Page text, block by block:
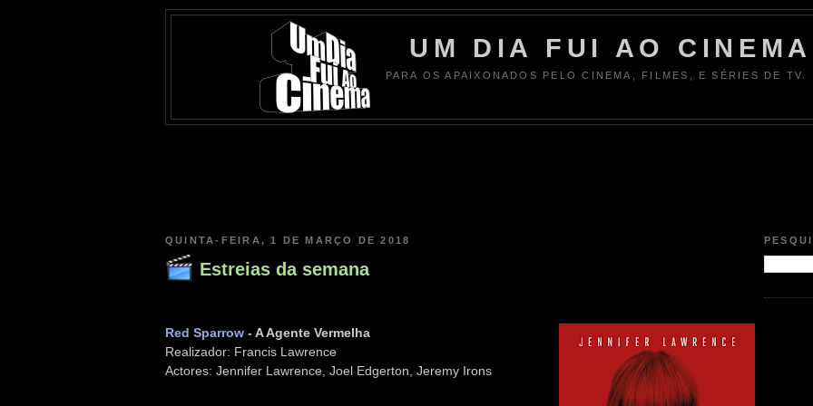
UM DIA FUI AO CINEMA
PARA OS APAIXONADOS PELO CINEMA, FILMES, E SÉRIES DE TV.
QUINTA-FEIRA, 1 DE MARÇO DE 2018
Estreias da semana
Red Sparrow - A Agente Vermelha
Realizador: Francis Lawrence
Actores: Jennifer Lawrence, Joel Edgerton, Jeremy Irons